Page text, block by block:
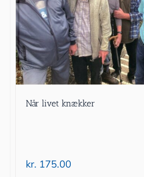
Når livet knækker
kr. 175.00